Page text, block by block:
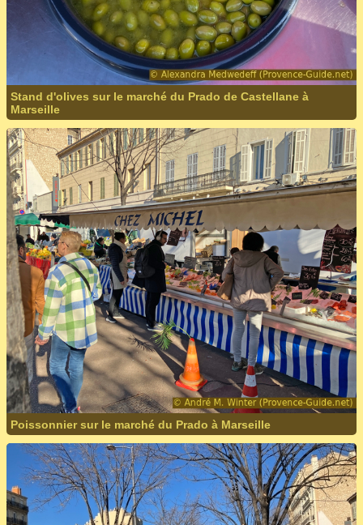
Stand d'olives sur le marché du Prado de Castellane à
Marseille
Poissonnier sur le marché du Prado à Marseille